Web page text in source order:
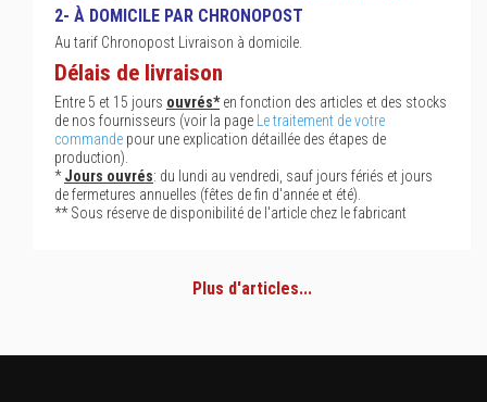
2- À DOMICILE PAR CHRONOPOST
Au tarif Chronopost Livraison à domicile.
Délais de livraison
Entre 5 et 15 jours ouvrés*en fonction des articles et des stocks
de nos fournisseurs (voir la page
Le traitement de votre
commande pour une explication détaillée des étapes de
production).
*Jours ouvrés: du lundi au vendredi, sauf jours fériés et jours
de fermetures annuelles (fêtes de fin d'année et été).
** Sous réserve de disponibilité de l'article chez le fabricant
Plus d'articles...